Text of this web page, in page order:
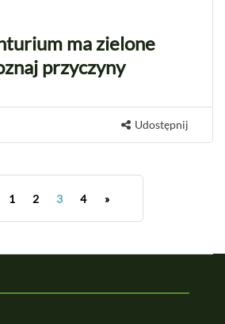
ma zielone
przyczyny
Udostępnij
1 2 3 4 »